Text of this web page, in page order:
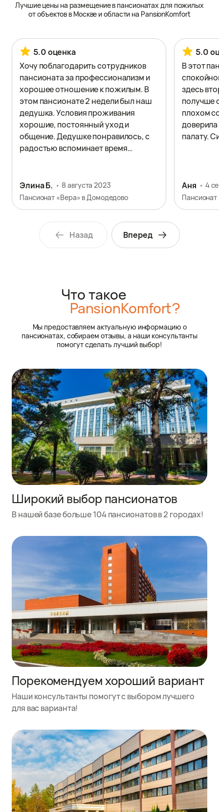
Лучшие цены на размещение в пансионатах для пожилых
от объектов в Москве и области на PansionKomfort
5.0 оценка
Хочу поблагодарить сотрудников
пансионата за профессионализм и
хорошее отношение к пожилым. В
этом пансионате 2 недели был наш
дедушка. Условия проживания
хорошие, постоянный уход и
общение. Дедушке понравилось, с
радостью вспоминает время
Элина Б.
8 августа 2023
Пансионат «Вера» в Домодедово
5.0
В этот
здесь
получше
плохом
палату.
Аня
4
Назад Вперед
Что такое
PansionKomfort?
Мы предоставляем актуальную информацию о
пансионатах, собираем отзывы, а наши консультанты
помогут сделать лучший выбор!
Широкий выбор пансионатов
В нашей базе больше 104 пансионатов в 2 городах!
Порекомендуем хороший вариант
Наши консультанты помогут с выбором лучшего
для вас варианта!